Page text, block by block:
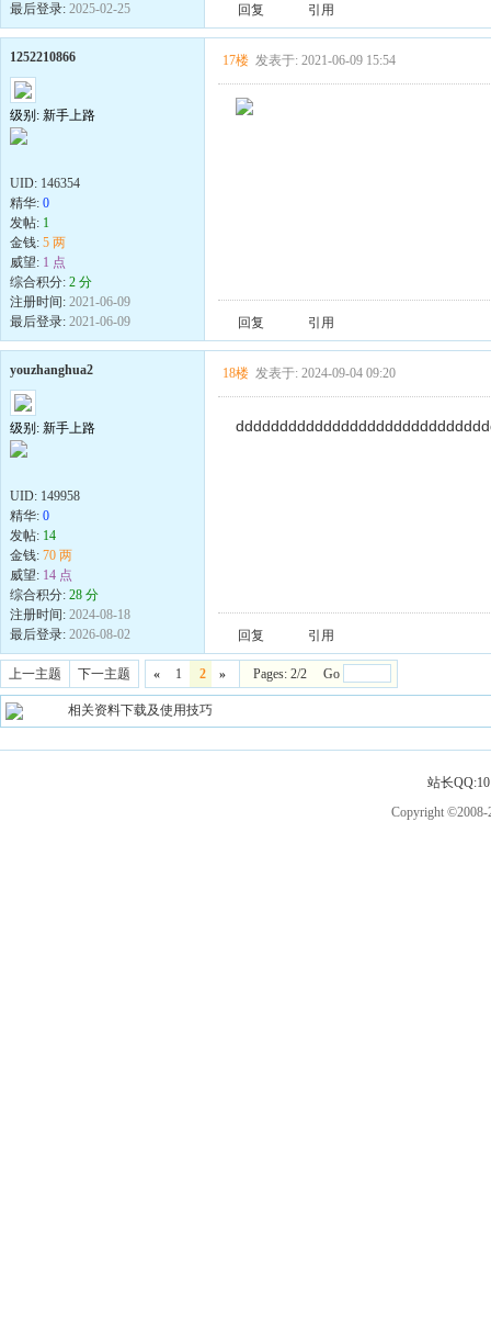
最后登录: 2025-02-25 回复 引用
1252210866
级别: 新手上路
UID: 146354
精华: 0
发帖: 1
金钱: 5 两
威望: 1 点
综合积分: 2 分
注册时间: 2021-06-09
最后登录: 2021-06-09
17楼 发表于: 2021-06-09 15:54
回复 引用
youzhanghua2
级别: 新手上路
UID: 149958
精华: 0
发帖: 14
金钱: 70 两
威望: 14 点
综合积分: 28 分
注册时间: 2024-08-18
最后登录: 2026-08-02
18楼 发表于: 2024-09-04 09:20
回复 引用
上一主题 下一主题 « 1 2 » Pages: 2/2 Go
相关资料下载及使用技巧
站长
Copyright